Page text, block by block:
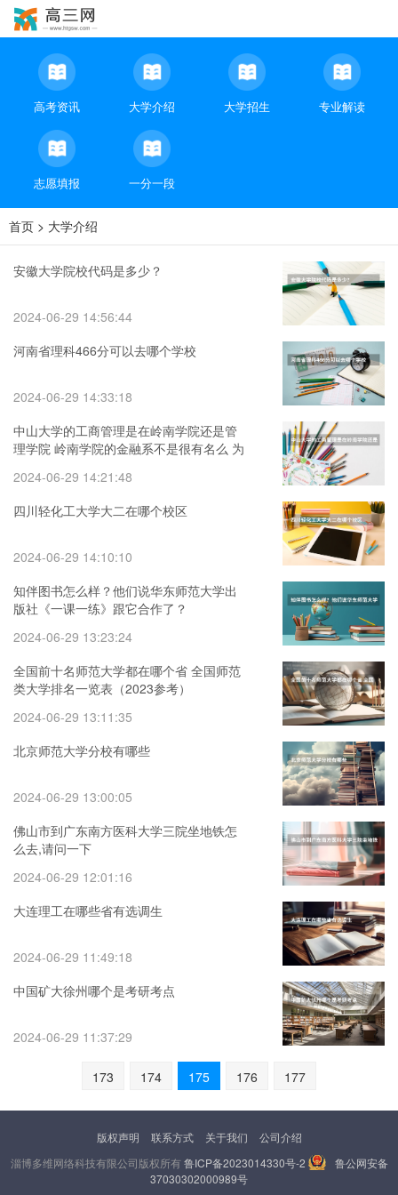
高考资讯 大学介绍 大学招生 专业解读
志愿填报 一分一段
首页 > 大学介绍
安徽大学院校代码是多少？
2024-06-29 14:56:44
河南省理科466分可以去哪个学校
2024-06-29 14:33:18
中山大学的工商管理是在岭南学院还是管
理学院 岭南学院的金融系不是很有名么 为
2024-06-29 14:21:48
四川轻化工大学大二在哪个校区
2024-06-29 14:10:10
知伴图书怎么样？他们说华东师范大学出
版社《一课一练》跟它合作了？
2024-06-29 13:23:24
全国前十名师范大学都在哪个省 全国师范
类大学排名一览表（2023参考）
2024-06-29 13:11:35
北京师范大学分校有哪些
2024-06-29 13:00:05
佛山市到广东南方医科大学三院坐地铁怎
么去,请问一下
2024-06-29 12:01:16
大连理工在哪些省有选调生
2024-06-29 11:49:18
中国矿大徐州哪个是考研考点
2024-06-29 11:37:29
173 174 175 176 177
版权声明 联系方式 关于我们
公司介绍
淄博多维网络科技有限公司版权所有鲁ICP备2023014330号-2
鲁公网安备
37030302000989号